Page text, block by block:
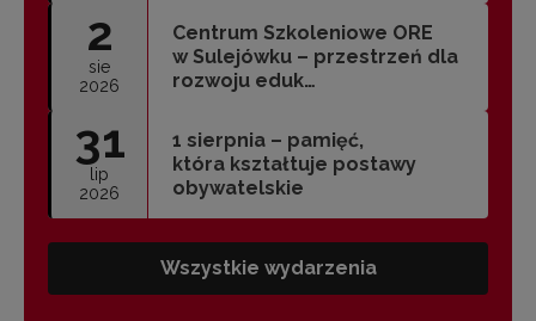
2
sie
2026
Centrum Szkoleniowe ORE
w Sulejówku – przestrzeń dla
rozwoju eduk…
31
lip
2026
1 sierpnia – pamięć,
która kształtuje postawy
obywatelskie
Wszystkie wydarzenia